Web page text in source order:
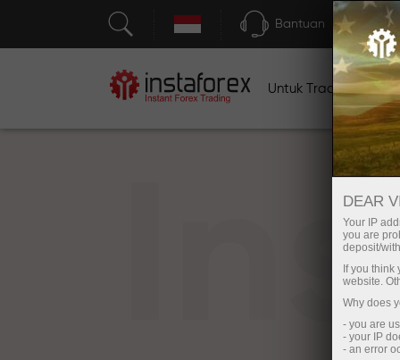
Bantuan
Untuk Traders
DEAR
Your IP
you are
deposit/
If you
website.
Why does
- you are
- your IP
- an error